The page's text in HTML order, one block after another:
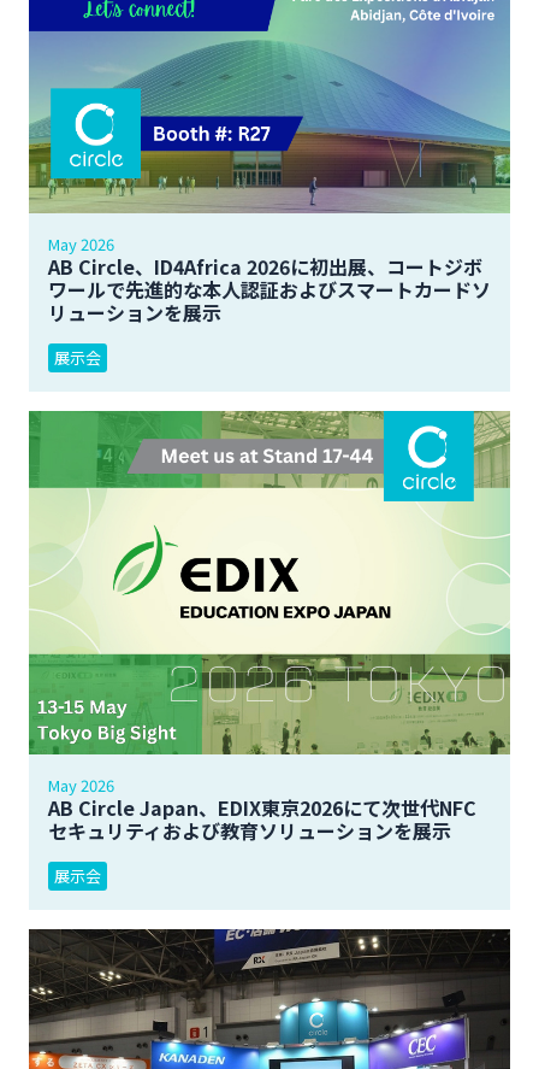
May 2026
AB Circle、ID4Africa 2026に初出展、コートジボ
ワールで先進的な本人認証およびスマートカードソ
リューションを展示
展示会
May 2026
AB Circle Japan、EDIX東京2026にて次世代NFC
セキュリティおよび教育ソリューションを展示
展示会